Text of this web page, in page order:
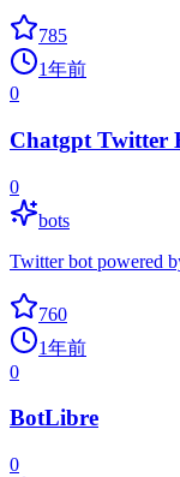
785
1年前
0
Chatgpt Twitter
0
bots
Twitter bot powered
760
1年前
0
BotLibre
0